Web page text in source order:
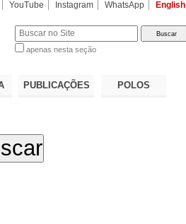
YouTube Instagram WhatsApp English
apenas nesta seção
PUBLICAÇÕES POLOS